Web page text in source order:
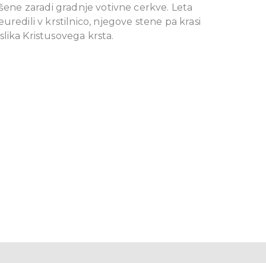
zaradi gradnje votivne cerkve. Leta
v krstilnico, njegove stene pa krasi
Kristusovega krsta.